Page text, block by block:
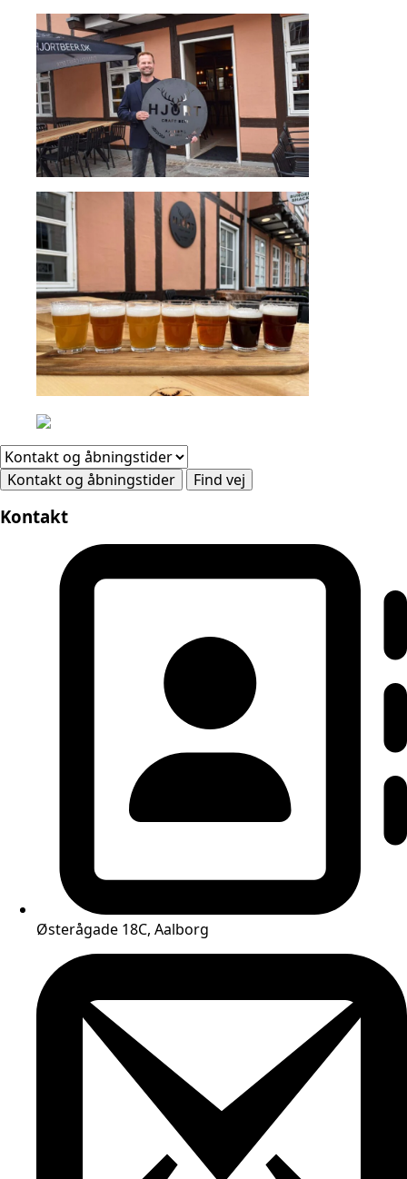
Kontakt og åbningstider Find vej
Kontakt
Østerågade 18C, Aalborg